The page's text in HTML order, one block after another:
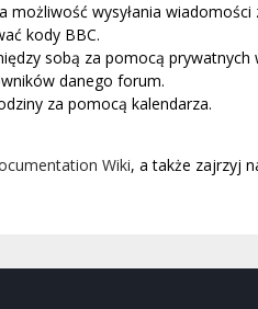
wysyłania wiadomości
kody BBC.
sobą za pomocą prywatnych
danego forum.
za pomocą kalendarza.
Wiki, a także zajrzyj